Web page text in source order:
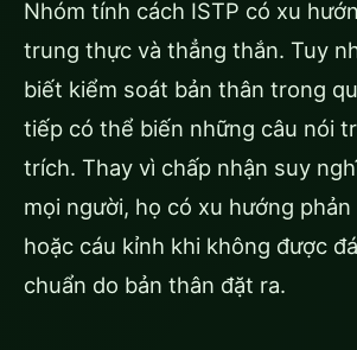
Nhóm tính cách ISTP có xu
trung thực và thẳng thắn. Tuy
biết kiểm soát bản thân trong
tiếp có thể biến những câu nói
trích. Thay vì chấp nhận suy
mọi người, họ có xu hướng
hoặc cáu kỉnh khi không được
chuẩn do bản thân đặt ra.